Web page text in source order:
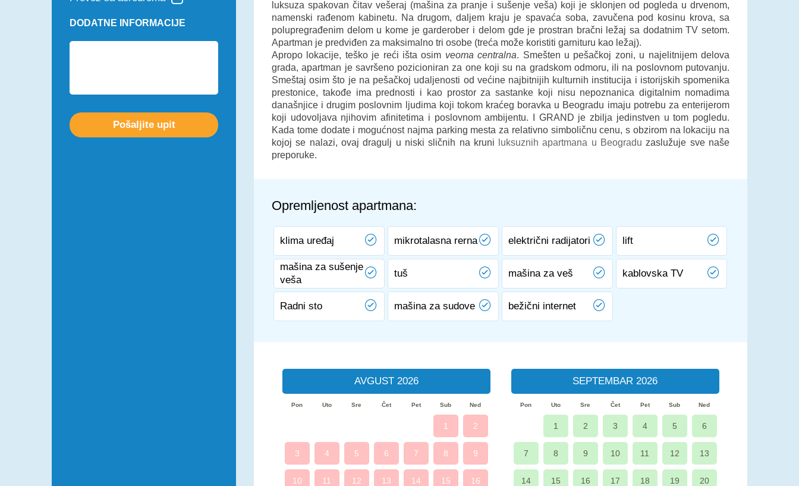
DODATNE INFORMACIJE
luksuza spakovan čitav vešeraj (mašina za pranje i sušenje veša) koji je sklonjen od pogleda u drvenom,
namenski rađenom kabinetu. Na drugom, daljem kraju je spavaća soba, zavučena pod kosinu krova, sa
polupregrađenim delom u kome je garderober i delom gde je prostran bračni ležaj sa dodatnim TV setom.
Apartman je predviđen za maksimalno tri osobe (treća može koristiti garnituru kao ležaj).
Apropo lokacije, teško je reći išta osim veoma centralna. Smešten u pešačkoj zoni, u najelitnijem delova
grada, apartman je savršeno pozicioniran za one koji su na gradskom odmoru, ili na poslovnom putovanju.
Smeštaj osim što je na pešačkoj udaljenosti od većine najbitnijih kulturnih institucija i istorijskih spomenika
prestonice, takođe ima prednosti i kao prostor za sastanke koji nisu nepoznanica digitalnim nomadima
današnjice i drugim poslovnim ljudima koji tokom kraćeg boravka u Beogradu imaju potrebu za enterijerom
koji udovoljava njihovim afinitetima i poslovnom ambijentu. I GRAND je zbilja jedinstven u tom pogledu.
Kada tome dodate i mogućnost najma parking mesta za relativno simboličnu cenu, s obzirom na lokaciju na
kojoj se nalazi, ovaj dragulj u niski sličnih na kruni
luksuznih apartmana u Beogradu zaslužuje sve naše
preporuke.
Opremljenost apartmana:
klima uređaj mikrotalasna rerna električni radijatori lift
mašina za sušenje
veša
tuš mašina za veš kablovska TV
Radni sto mašina za sudove bežični internet
AVGUST 2026
Pon Uto Sre Čet Pet Sub Ned
1 2
3 4 5 6 7 8 9
10 11 12 13 14 15 16
SEPTEMBAR 2026
Pon Uto Sre Čet Pet Sub Ned
1 2 3 4 5 6
7 8 9 10 11 12 13
14 15 16 17 18 19 20